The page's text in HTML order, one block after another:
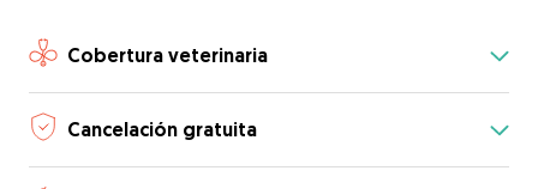
Cobertura veterinaria
Cancelación gratuita